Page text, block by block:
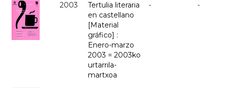
2003
Tertulia literaria
en castellano
[Material
gráfico] :
Enero-marzo
2003 = 2003ko
urtarrila-
martxoa
- -